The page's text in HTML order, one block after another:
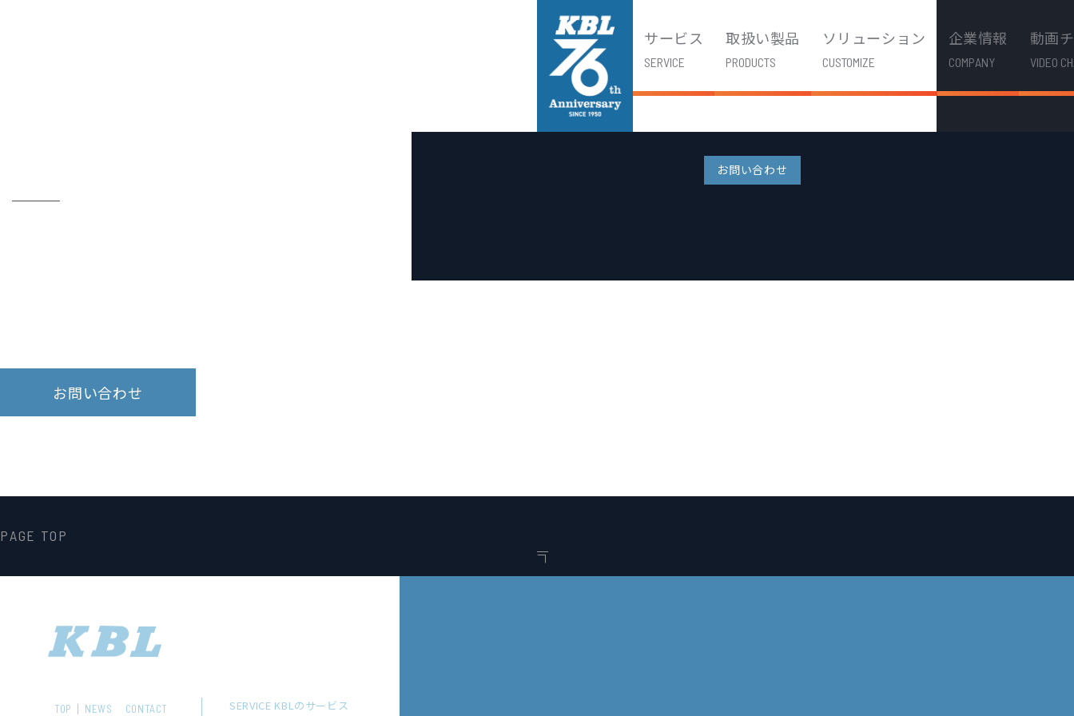
サービス
SERVICE
取扱い製品
PRODUCTS
ソリューション
CUSTOMIZE
企業情報
COMPANY
動画
VIDEO
お問い合わせ
お問い合わせ
TOP NEWS CONTACT SERVICE KBLのサービス
PAGE TOP